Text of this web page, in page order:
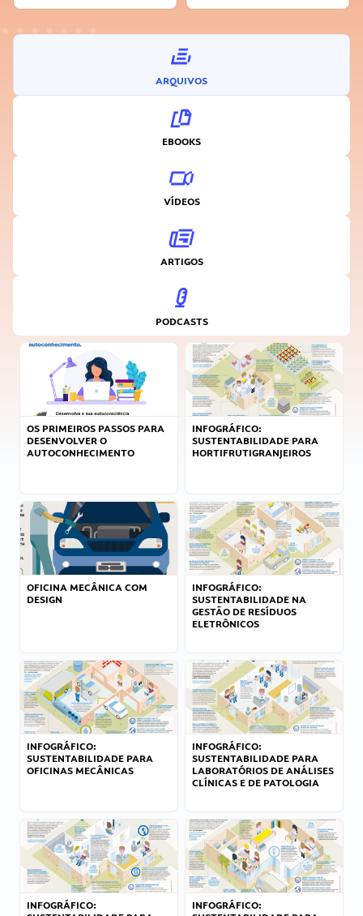
ARQUIVOS
EBOOKS
VÍDEOS
ARTIGOS
PODCASTS
OS PRIMEIROS PASSOS PARA
DESENVOLVER O
AUTOCONHECIMENTO
INFOGRÁFICO:
SUSTENTABILIDADE PARA
HORTIFRUTIGRANJEIROS
OFICINA MECÂNICA COM
DESIGN
INFOGRÁFICO:
SUSTENTABILIDADE NA
GESTÃO DE RESÍDUOS
ELETRÔNICOS
INFOGRÁFICO:
SUSTENTABILIDADE PARA
OFICINAS MECÂNICAS
INFOGRÁFICO:
SUSTENTABILIDADE PARA
LABORATÓRIOS DE ANÁLISES
CLÍNICAS E DE PATOLOGIA
INFOGRÁFICO:
INFOGRÁFICO: